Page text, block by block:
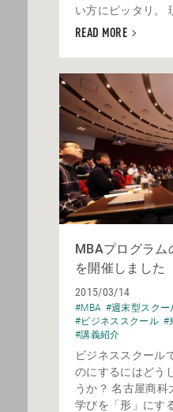
い方にピッタリ。
READ MORE
MBAプログラム
を開催しました
2015/03/14
#MBA #週末型スクー
#ビジネススクール #
#講義紹介
ビジネススクール
のにするにはどう
うか？ 名古屋商科
学びを「形」にす